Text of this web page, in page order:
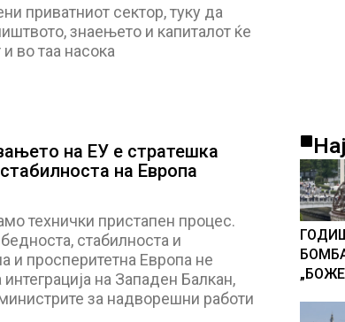
приватниот сектор, туку да
знаењето и капиталот ќе
во таа насока
на ЕУ е стратешка
на Европа
технички пристапен процес.
стабилноста и
и просперитетна Европа не
на Западен Балкан,
за надворешни работи